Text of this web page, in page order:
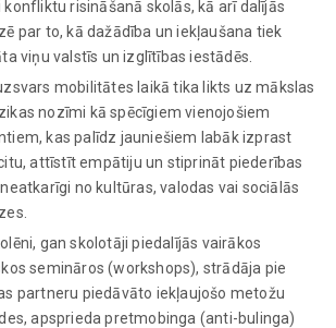
risināšanā skolās, kā arī dalījās
par to, kā dažādība un iekļaušana tiek
viņu valstīs un izglītības iestādēs.
mobilitātes laikā tika likts uz mākslas
nozīmi kā spēcīgiem vienojošiem
kas palīdz jauniešiem labāk izprast
attīstīt empātiju un stiprināt piederības
no kultūras, valodas vai sociālās
gan skolotāji piedalījās vairākos
semināros (workshops), strādāja pie
partneru piedāvāto iekļaujošo metožu
apsprieda pretmobinga (anti-bulinga)